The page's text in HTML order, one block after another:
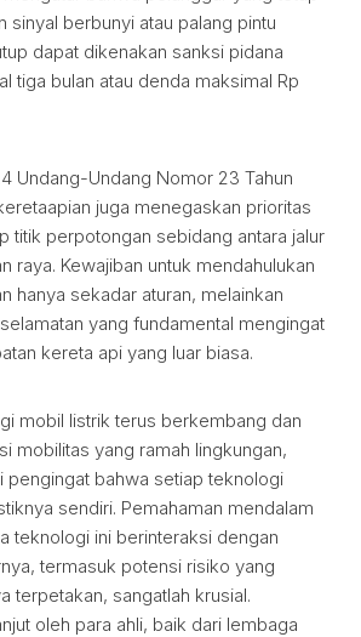
sinyal berbunyi atau palang pintu
dapat dikenakan sanksi pidana
tiga bulan atau denda maksimal Rp
Undang-Undang Nomor 23 Tahun
juga menegaskan prioritas
titik perpotongan sebidang antara jalur
raya. Kewajiban untuk mendahulukan
hanya sekadar aturan, melainkan
yang fundamental mengingat
kereta api yang luar biasa.
mobil listrik terus berkembang dan
mobilitas yang ramah lingkungan,
pengingat bahwa setiap teknologi
sendiri. Pemahaman mendalam
teknologi ini berinteraksi dengan
termasuk potensi risiko yang
terpetakan, sangatlah krusial.
oleh para ahli, baik dari lembaga